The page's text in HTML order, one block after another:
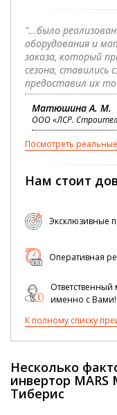
"...было
оборудования и
заказа, который
сезона,
предоставил их
Матюшина А. М.
ООО «ЛСР.
Посмотреть
Нам стоит
Эксклюзивные
Оперативная
именно с Вами!
К полному списку
Несколько
инвертор MARS
Тиберис